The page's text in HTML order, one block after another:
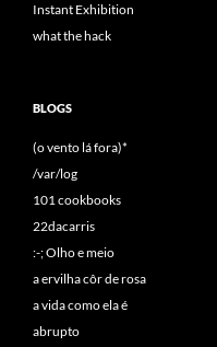
Instant Exhibition
what the hack
BLOGS
(o vento lá fora)*
/var/log
101 cookbooks
22dacarris
:-; Olho e meio
a ervilha côr de rosa
a vida como ela é
abrupto